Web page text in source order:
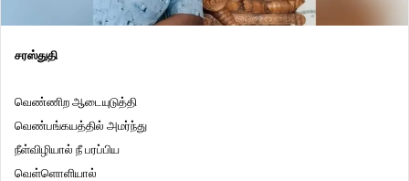
சரஸ்துதி
வெண்ணிற ஆடையுடுத்தி
வெண்பங்கயத்தில் அமர்ந்து
நீள்விழியால் நீ பரப்பிய
வெள்ளொளியால்